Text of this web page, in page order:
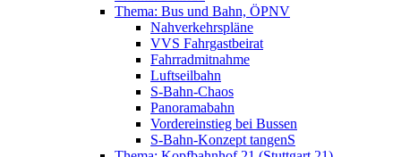
Thema: Bus und Bahn, ÖPNV
Nahverkehrspläne
VVS Fahrgastbeirat
Fahrradmitnahme
Luftseilbahn
S-Bahn-Chaos
Panoramabahn
Vordereinstieg bei Bussen
S-Bahn-Konzept tangenS